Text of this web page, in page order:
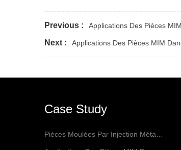
Previous : Applications Des Pièces
Next : Applications Des Pièces MIM
Case Study